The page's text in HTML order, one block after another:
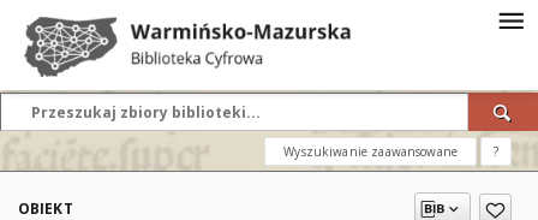
Wyszukiwanie zaawansowane ?
OBIEKT